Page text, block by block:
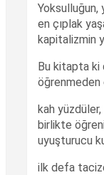
Yoksulluğun,
en çıplak
kapitalizmin
Bu kitapta ki
öğrenmeden
kah
birlikte
uyuşturucu
ilk defa